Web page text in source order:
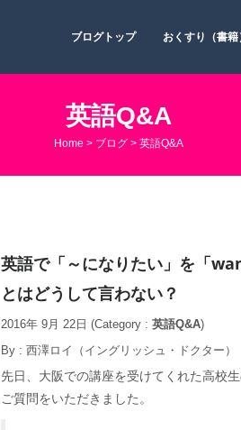
ブログトップ おくすり（書籍
英語Q&A
Home > ブログ > 英語Q&A
英語で「～になりたい」を「
とはどうして言わない？
2016年 9月 22日 (Category : 英語Q&A)
By : 西澤ロイ（イングリッシュ・ドクター）
先日、大阪での講座を受けてくれた高校
ご質問をいただきました。